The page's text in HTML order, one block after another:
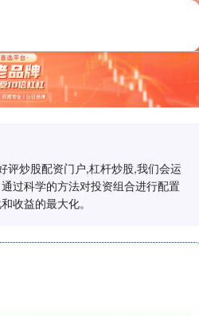
评炒股配资门户,杠杆炒股,我们会运
过科学的方法对投资组合进行配置
收益的最大化。